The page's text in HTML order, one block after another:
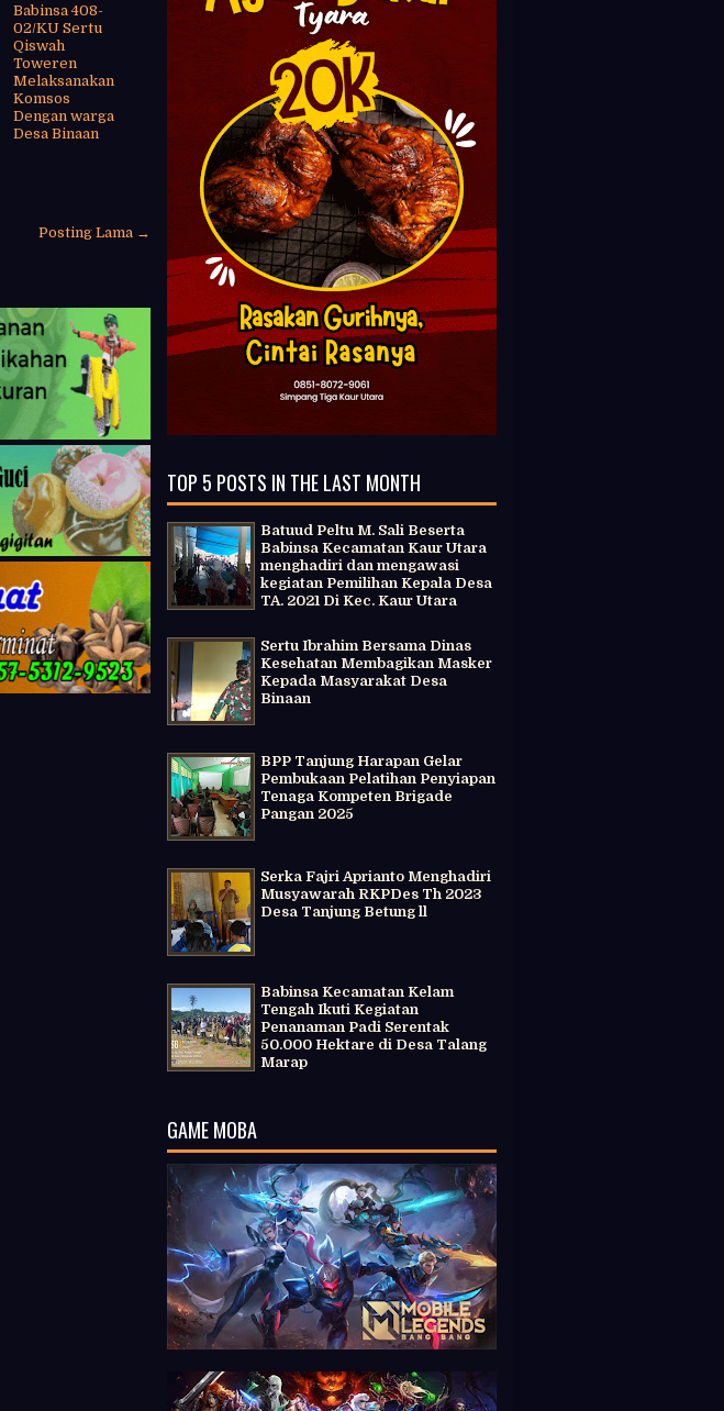
Babinsa 408-
02/KU Sertu
Qiswah
Toweren
Melaksanakan
Komsos
Dengan warga
Desa Binaan
Posting Lama →
TOP 5 POSTS IN THE LAST MONTH
Batuud Peltu M. Sali Beserta
Babinsa Kecamatan Kaur Utara
menghadiri dan mengawasi
kegiatan Pemilihan Kepala Desa
TA. 2021 Di Kec. Kaur Utara
Sertu Ibrahim Bersama Dinas
Kesehatan Membagikan Masker
Kepada Masyarakat Desa
Binaan
BPP Tanjung Harapan Gelar
Pembukaan Pelatihan Penyiapan
Tenaga Kompeten Brigade
Pangan 2025
Serka Fajri Aprianto Menghadiri
Musyawarah RKPDes Th 2023
Desa Tanjung Betung ll
Babinsa Kecamatan Kelam
Tengah Ikuti Kegiatan
Penanaman Padi Serentak
50.000 Hektare di Desa Talang
Marap
GAME MOBA